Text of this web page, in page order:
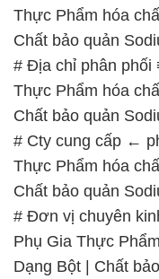
Thực Phẩm hóa
Chất bảo quản
# Địa chỉ phân phối
Thực Phẩm hóa
Chất bảo quản
# Cty cung cấp ←
Thực Phẩm hóa
Chất bảo quản
# Đơn vị chuyên
Phụ Gia Thực
Dạng Bột | Chất